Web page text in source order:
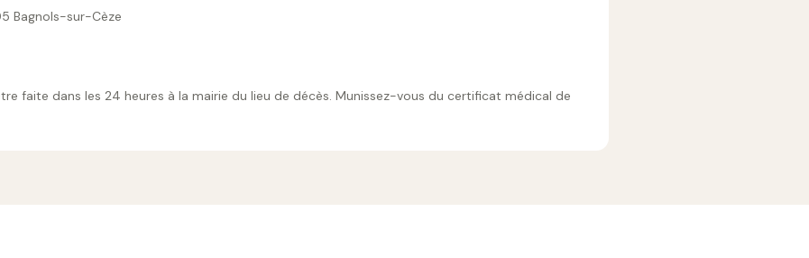
Bagnols-sur-Cèze
faite dans les 24 heures à la mairie du lieu de décès. Munissez-vous du certificat médical de